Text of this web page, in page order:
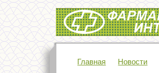
Интернет-аптека Фармация
Главная Новости